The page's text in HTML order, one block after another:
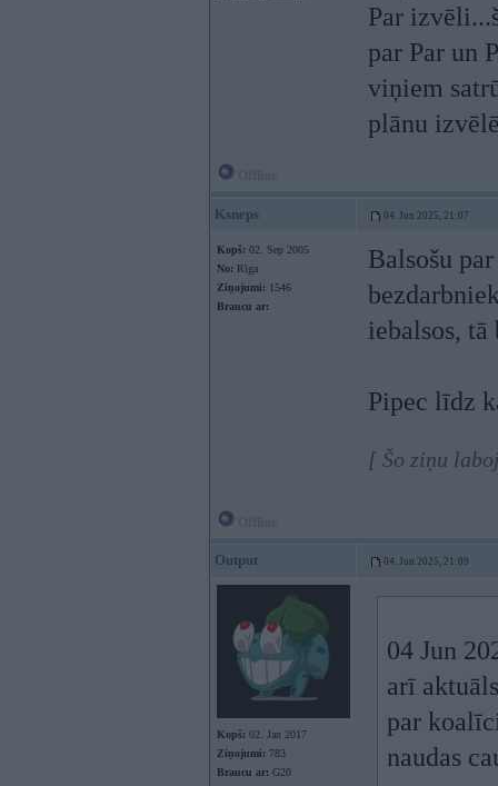
Par
par Par un
viņiem
plānu
Ksneps 04. Jun 2025, 21:07
Kopš: 02. Sep 2005
No: Rīga
Ziņojumi: 1546
Braucu ar:
Balsošu
iebalsos,
Pipec līdz
[ Šo ziņu
Output 04. Jun 2025, 21:09
Kopš: 02. Jan 2017
Ziņojumi: 783
Braucu ar: G20
04 Jun
arī
par
naudas